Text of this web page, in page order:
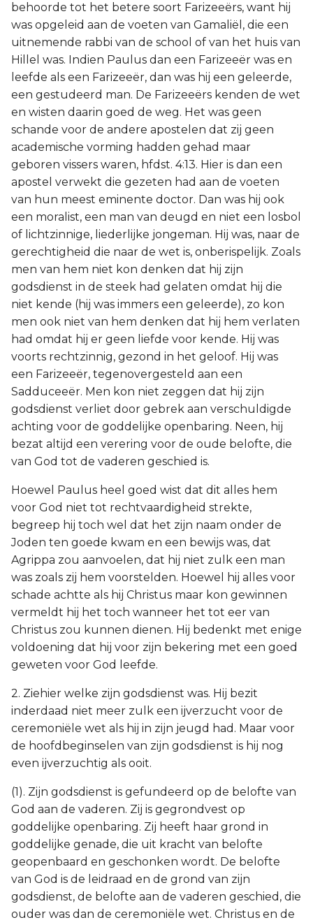
behoorde tot het betere soort Farizeeërs, want hij
was opgeleid aan de voeten van Gamaliël, die een
uitnemende rabbi van de school of van het huis van
Hillel was. Indien Paulus dan een Farizeeër was en
leefde als een Farizeeër, dan was hij een geleerde,
een gestudeerd man. De Farizeeërs kenden de wet
en wisten daarin goed de weg. Het was geen
schande voor de andere apostelen dat zij geen
academische vorming hadden gehad maar
geboren vissers waren, hfdst. 4:13. Hier is dan een
apostel verwekt die gezeten had aan de voeten
van hun meest eminente doctor. Dan was hij ook
een moralist, een man van deugd en niet een losbol
of lichtzinnige, liederlijke jongeman. Hij was, naar de
gerechtigheid die naar de wet is, onberispelijk. Zoals
men van hem niet kon denken dat hij zijn
godsdienst in de steek had gelaten omdat hij die
niet kende (hij was immers een geleerde), zo kon
men ook niet van hem denken dat hij hem verlaten
had omdat hij er geen liefde voor kende. Hij was
voorts rechtzinnig, gezond in het geloof. Hij was
een Farizeeër, tegenovergesteld aan een
Sadduceeër. Men kon niet zeggen dat hij zijn
godsdienst verliet door gebrek aan verschuldigde
achting voor de goddelijke openbaring. Neen, hij
bezat altijd een verering voor de oude belofte, die
van God tot de vaderen geschied is.
Hoewel Paulus heel goed wist dat dit alles hem
voor God niet tot rechtvaardigheid strekte,
begreep hij toch wel dat het zijn naam onder de
Joden ten goede kwam en een bewijs was, dat
Agrippa zou aanvoelen, dat hij niet zulk een man
was zoals zij hem voorstelden. Hoewel hij alles voor
schade achtte als hij Christus maar kon gewinnen
vermeldt hij het toch wanneer het tot eer van
Christus zou kunnen dienen. Hij bedenkt met enige
voldoening dat hij voor zijn bekering met een goed
geweten voor God leefde.
2. Ziehier welke zijn godsdienst was. Hij bezit
inderdaad niet meer zulk een ijverzucht voor de
ceremoniële wet als hij in zijn jeugd had. Maar voor
de hoofdbeginselen van zijn godsdienst is hij nog
even ijverzuchtig als ooit.
(1). Zijn godsdienst is gefundeerd op de belofte van
God aan de vaderen. Zij is gegrondvest op
goddelijke openbaring. Zij heeft haar grond in
goddelijke genade, die uit kracht van belofte
geopenbaard en geschonken wordt. De belofte
van God is de leidraad en de grond van zijn
godsdienst, de belofte aan de vaderen geschied, die
ouder was dan de ceremoniële wet. Christus en de